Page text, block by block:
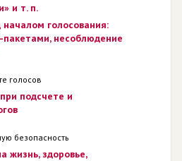
и т. п.
голосования:
несоблюдение
голосов
подсчете и
безопасность
жизнь, здоровье,